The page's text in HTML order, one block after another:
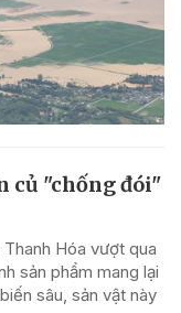
củ "chống đói"
Hóa vượt qua
sản phẩm mang lại
sâu, sản vật này